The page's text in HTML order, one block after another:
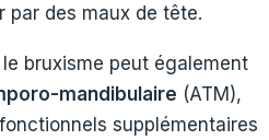
par des maux de tête.
bruxisme peut également
mandibulaire (ATM),
supplémentaires